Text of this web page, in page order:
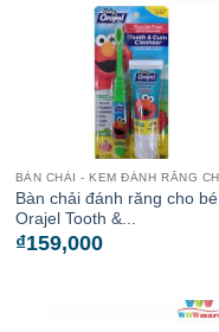
Bàn chải đánh răng cho bé
Orajel Tooth &...
₫159,000